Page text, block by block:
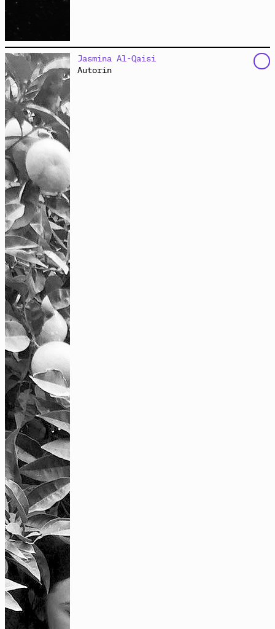
ist die Betreiberin des gleichnamigen Technoclubs und
Kulturzentrums am S-Ostkreuz in Berlin. Auf dem
Gelände des Markgrafendamm 24c finden
Filmvorführungen, Konzerte, Diskussionsveranstaltungen
und Partys statt.
clubkulturelles Experiment einer Tanzwirtschaft mit
linksradikalem Selbstverständnis, die seit nunmehr
über zehn Jahren das Spannungsverhältnis zwischen
ausgelassenem Feiern und politischer Ausrichtung
auslotet. Kollektiv, Crew, Veranstalter*innen und
Gäste haben gemeinsam einen Ort geschaffen, an dem
sich gegenseitige Neugier und Faszination, Lust auf
das Miteinander und experimentelle Anordnung entfalten
können.
Jasmina Al-Qaisi
Autorin